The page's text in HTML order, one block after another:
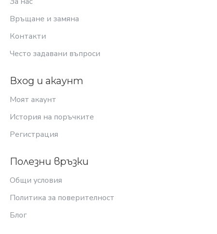
Връщане и замяна
Контакти
Често задавани въпроси
Вход и акаунт
Моят акаунт
История на поръчките
Регистрация
Полезни връзки
Общи условия
Политика за поверителност
Блог